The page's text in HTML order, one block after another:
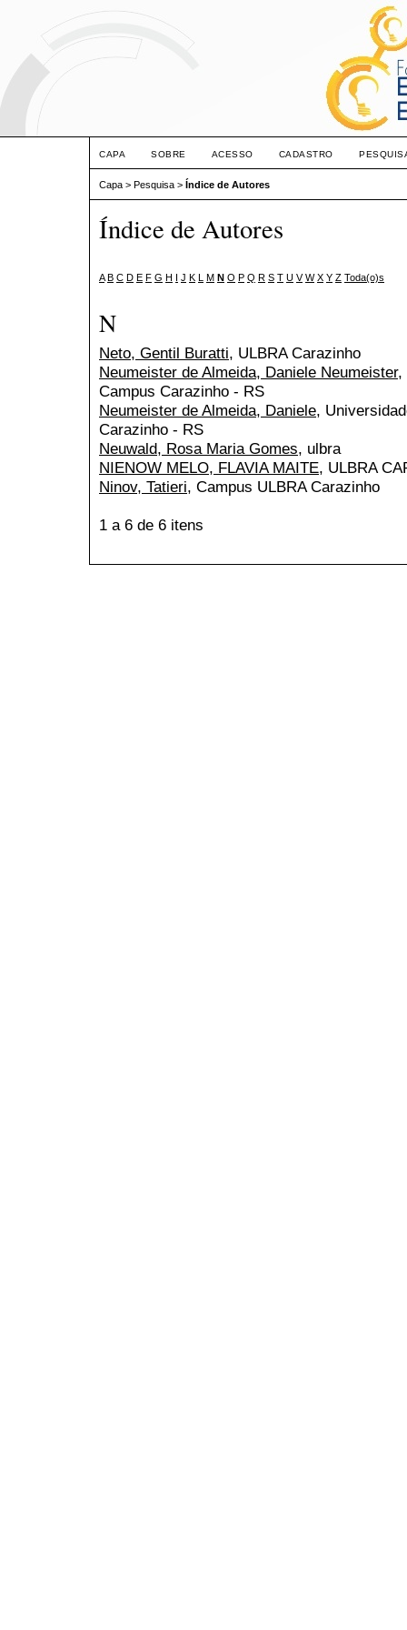
CAPA SOBRE ACESSO CADASTRO
Capa > Pesquisa > Índice de Autores
Índice de Autores
A B C D E F G H I J K L M N O P Q R S T U V W X Y Z Toda(o)s
N
Neto, Gentil Buratti, ULBRA Carazinho
Neumeister de Almeida, Daniele Neumeister,
Campus Carazinho - RS
Neumeister de Almeida, Daniele,
Carazinho - RS
Neuwald, Rosa Maria Gomes, ulbra
NIENOW MELO, FLAVIA MAITE, ULBRA
Ninov, Tatieri, Campus ULBRA Carazinho
1 a 6 de 6 itens